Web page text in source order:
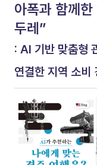
아폭과 함께
두레”
: AI 기반 맞춤형
연결한 지역 소비